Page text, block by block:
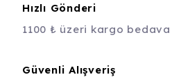
Hızlı Gönderi
1100 ₺ üzeri kargo bedava
Güvenli Alışveriş